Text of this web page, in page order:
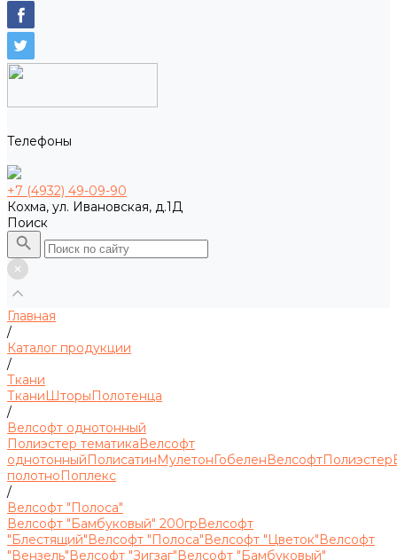
Телефоны
+7 (4932) 49-09-90
Кохма, ул. Ивановская, д.1Д
Поиск
Главная
/
Каталог продукции
/
Ткани
ТканиШторыПолотенца
/
Велсофт однотонный
Полиэстер тематикаВелсофт
однотонныйПолисатинМулетонГобеленВелсофтПолиэстер
полотноПоплекс
/
Велсофт "Полоса"
Велсофт "Бамбуковый" 200грВелсофт
"Блестящий"Велсофт "Полоса"Велсофт "Цветок"Велсофт
"Вензель"Велсофт "Зигзаг"Велсофт "Бамбуковый"